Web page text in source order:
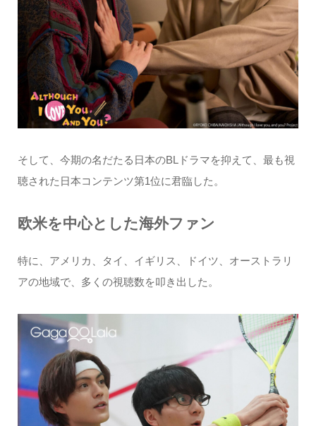
そして、今期の名だたる日本のBLドラマを抑えて、最も視
聴された日本コンテンツ第1位に君臨した。
欧米を中心とした海外ファン
特に、アメリカ、タイ、イギリス、ドイツ、オーストラリ
アの地域で、多くの視聴数を叩き出した。